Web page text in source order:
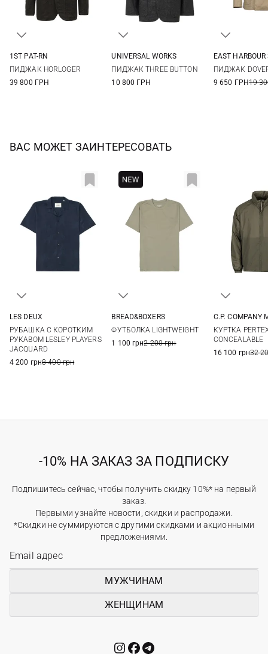
1ST PAT-RN
ПИДЖАК HORLOGER
39 800 ГРН
UNIVERSAL WORKS
ПИДЖАК THREE BUTTON
10 800 ГРН
EAST HARBOUR
ПИДЖАК
9 650 ГРН19
ВАС МОЖЕТ ЗАИНТЕРЕСОВАТЬ
XXL
LES DEUX
РУБАШКА С КОРОТКИМ
РУКАВОМ LESLEY PLAYERS
JACQUARD
4 200 грн8 400 грн
BREAD&BOXERS
ФУТБОЛКА LIGHTWEIGHT
1 100 грн2 200 грн
C.P. COMPANY
КУРТКА
CONCEALABLE
16 100 грн32
-10% НА ЗАКАЗ ЗА ПОДПИСКУ
Подпишитесь сейчас, чтобы получить скидку 10%* на первый
заказ.
Первыми узнайте новости, скидки и распродажи.
*Скидки не суммируются с другими скидками и акционными
предложениями.
МУЖЧИНАМ
ЖЕНЩИНАМ